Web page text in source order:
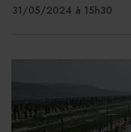
31/05/2024 à 15h30